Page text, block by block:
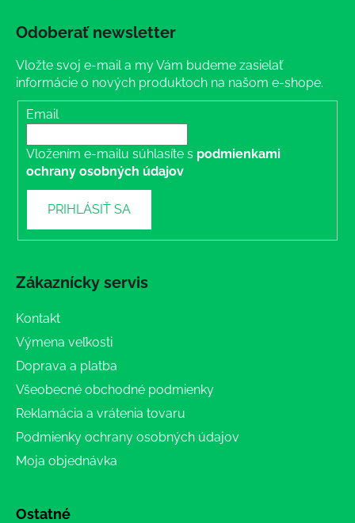
Odoberať newsletter
Vložte svoj e-mail a my Vám budeme zasielať
informácie o nových produktoch na našom e-shope.
Email
Vložením e-mailu súhlasíte s podmienkami
ochrany osobných údajov
PRIHLÁSIŤ SA
Zákaznícky servis
Kontakt
Výmena veľkosti
Doprava a platba
Všeobecné obchodné podmienky
Reklamácia a vrátenia tovaru
Podmienky ochrany osobných údajov
Moja objednávka
Ostatné